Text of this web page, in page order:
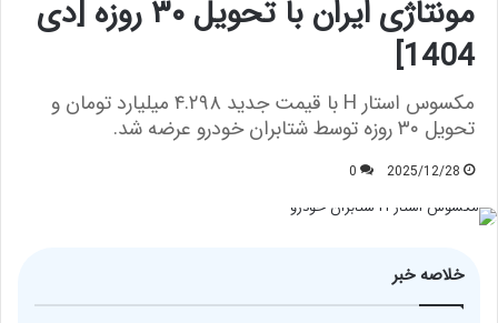
مونتاژی ایران با تحویل ۳۰ روزه [دی
1404]
مکسوس استار H با قیمت جدید ۴.۲۹۸ میلیارد تومان و
تحویل ۳۰ روزه توسط شتابران خودرو عرضه شد.
2025/12/28
0
خلاصه خبر